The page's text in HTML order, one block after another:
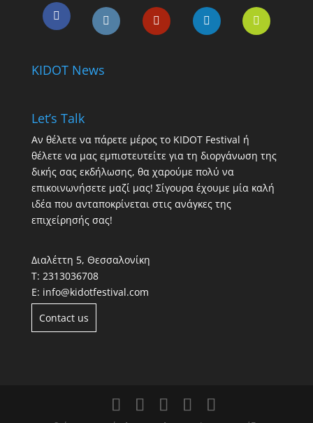
KIDOT News
Let’s Talk
Αν θέλετε να πάρετε μέρος το KIDOT Festival ή
θέλετε να μας εμπιστευτείτε για τη διοργάνωση της
δικής σας εκδήλωσης, θα χαρούμε πολύ να
επικοινωνήσετε μαζί μας! Σίγουρα έχουμε μία καλή
ιδέα που ανταποκρίνεται στις ανάγκες της
επιχείρησής σας!
Διαλέττη 5, Θεσσαλονίκη
Τ: 2313036708
Ε: info@kidotfestival.com
Contact us